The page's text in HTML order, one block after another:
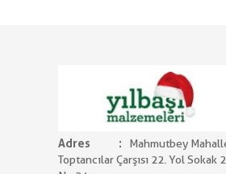
Adres
Mahmutbey
Toptancılar Çarşısı 22. Yol Sokak